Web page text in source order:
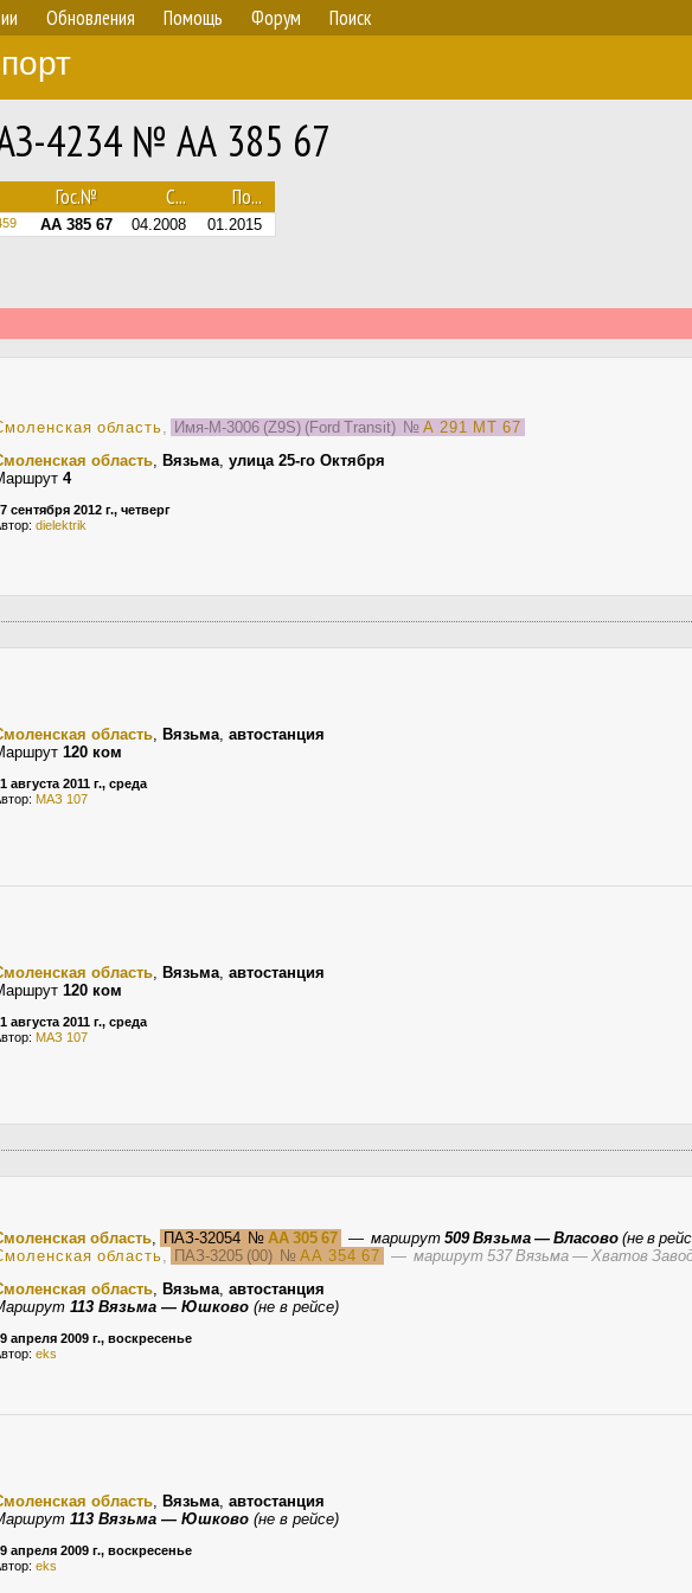
Обновления Помощь Форум Поиск
4234 № АА 385 67
Гос.№ С... По...
АА 385 67 04.2008 01.2015
область, Имя-М-3006 (Z9S) (Ford Transit) № А 291 МТ 67
область, Вязьма, улица 25-го Октября
4
сентября 2012 г., четверг
dielektrik
область, Вязьма, автостанция
120 ком
августа 2011 г., среда
МАЗ 107
область, Вязьма, автостанция
120 ком
августа 2011 г., среда
МАЗ 107
область, ПАЗ-32054 № АА 305 67 — маршрут 509 Вязьма — Власово (не в
область, ПАЗ-3205 (00) № АА 354 67 — маршрут 537 Вязьма — Хватов Завод
область, Вязьма, автостанция
113 Вязьма — Юшково (не в рейсе)
апреля 2009 г., воскресенье
eks
область, Вязьма, автостанция
113 Вязьма — Юшково (не в рейсе)
апреля 2009 г., воскресенье
eks